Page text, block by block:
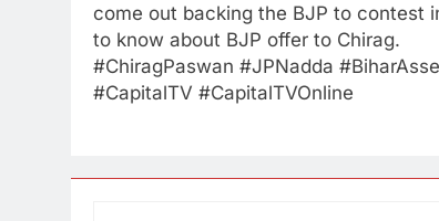
come out backing the BJP to contest
to know about BJP offer to Chirag.
#ChiragPaswan #JPNadda
#CapitalTV #CapitalTVOnline